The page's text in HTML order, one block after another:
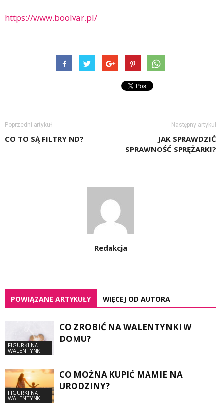
https://www.boolvar.pl/
Poprzedni artykuł
CO TO SĄ FILTRY ND?
Następny artykuł
JAK SPRAWDZIĆ
SPRAWNOŚĆ SPRĘŻARKI?
Redakcja
POWIĄZANE ARTYKUŁY WIĘCEJ OD AUTORA
FIGURKI NA
WALENTYNKI
CO ZROBIĆ NA WALENTYNKI W
DOMU?
FIGURKI NA
WALENTYNKI
CO MOŻNA KUPIĆ MAMIE NA
URODZINY?